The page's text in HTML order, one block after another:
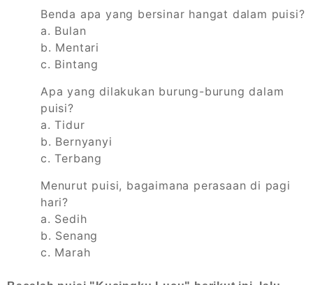
Benda apa yang bersinar hangat dalam puisi?
a. Bulan
b. Mentari
c. Bintang
Apa yang dilakukan burung-burung dalam
puisi?
a. Tidur
b. Bernyanyi
c. Terbang
Menurut puisi, bagaimana perasaan di pagi
hari?
a. Sedih
b. Senang
c. Marah